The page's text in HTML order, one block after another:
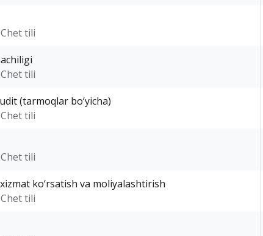
tili
tili
(tarmoqlar bo‘yicha)
tili
tili
ko‘rsatish va moliyalashtirish
tili